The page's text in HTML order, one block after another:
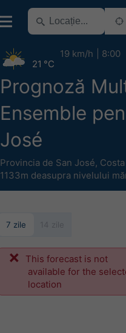
Prognoză
Ensemble
José
Provincia de San José,
1133m deasupra nivelului
21 °C
19 km/h 8:00
7 zile
This forecast is not
available for the
location